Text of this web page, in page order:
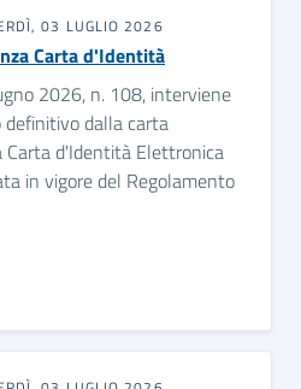
03 LUGLIO 2026
Carta d'Identità
2026, n. 108, interviene
definitivo dalla carta
d'Identità Elettronica
in vigore del Regolamento